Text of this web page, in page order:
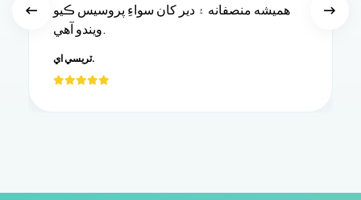
هميشه منصفانه ۽ دير کان سواءِ پروسيس ڪيو
ويندو آهي.
ٽريسي اي.